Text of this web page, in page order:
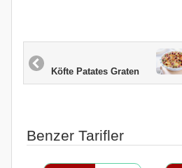
Köfte Patates Graten
Benzer Tarifler